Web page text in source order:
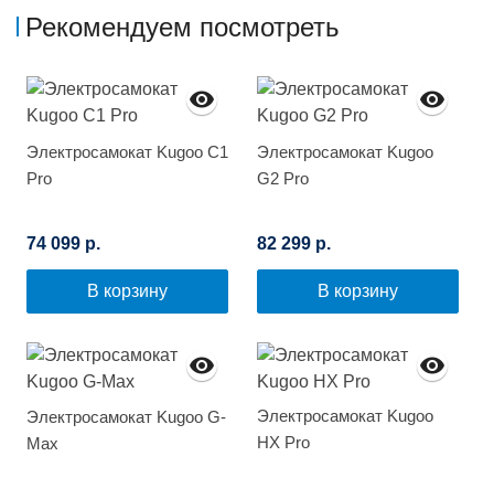
Рекомендуем посмотреть
Электросамокат Kugoo C1
Pro
74 099 р.
В корзину
Электросамокат Kugoo
G2 Pro
82 299 р.
В корзину
Электросамокат Kugoo G-
Max
Электросамокат Kugoo
HX Pro